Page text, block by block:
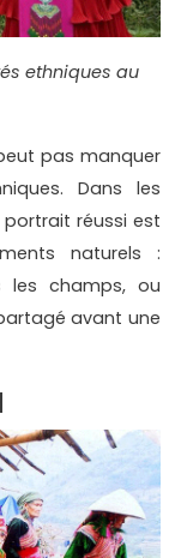
ethniques au
pas manquer
Dans les
portrait réussi est
naturels :
les champs, ou
avant une